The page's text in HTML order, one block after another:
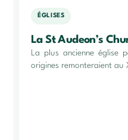
ÉGLISES
La St Audeon’s
La plus ancienne église
origines remonteraient au